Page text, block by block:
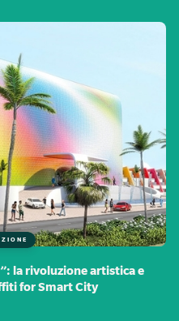
la rivoluzione artistica e
for Smart City